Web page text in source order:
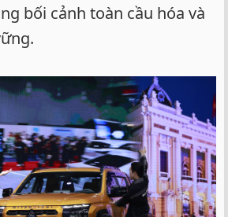
bối cảnh toàn cầu hóa và